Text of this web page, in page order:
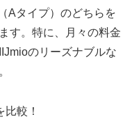
Aタイプ）のどちらを
す。特に、月々の料金
のリーズナブルな
較！